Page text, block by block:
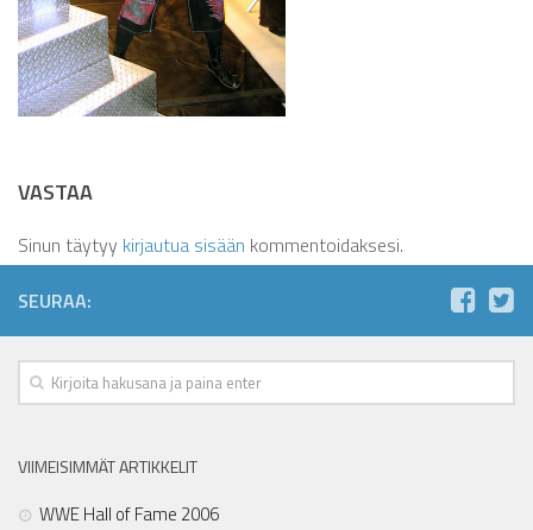
VASTAA
Sinun täytyy kirjautua sisään kommentoidaksesi.
SEURAA:
VIIMEISIMMÄT ARTIKKELIT
WWE Hall of Fame 2006